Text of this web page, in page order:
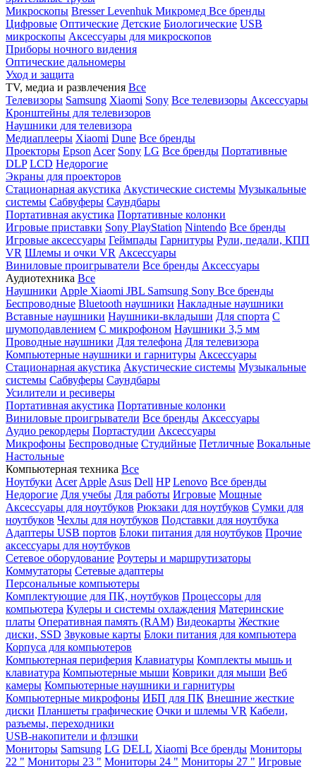
Микроскопы BresserLevenhuk Микромед Все бренды
Цифровые Оптические Детские Биологические USB
микроскопы Аксессуары для микроскопов
Приборы ночного видения
Оптические дальномеры
Уход и защита
TV, медиа и развлечения Все
Телевизоры Samsung Xiaomi Sony Все телевизоры Аксессуары
Кронштейны для телевизоров
Наушники для телевизора
Медиаплееры Xiaomi Dune Все бренды
Проекторы Epson Acer Sony LG Все бренды Портативные
DLP LCD Недорогие
Экраны для проекторов
Стационарная акустика Акустические системы Музыкальные
системы Сабвуферы Саундбары
Портативная акустика Портативные колонки
Игровые приставки Sony PlayStation Nintendo Все бренды
Игровые аксессуары Геймпады Гарнитуры Рули, педали, КПП
VR Шлемы и очки VR Аксессуары
Виниловые проигрыватели Все бренды Аксессуары
Аудиотехника Все
Наушники Apple Xiaomi JBL Samsung Sony Все бренды
Беспроводные Bluetooth наушники Накладные наушники
Вставные наушники Наушники-вкладыши Для спорта С
шумоподавлением С микрофоном Наушники 3,5 мм
Проводные наушники Для телефона Для телевизора
Компьютерные наушники и гарнитуры Аксессуары
Стационарная акустика Акустические системы Музыкальные
системы Сабвуферы Саундбары
Усилители и ресиверы
Портативная акустика Портативные колонки
Виниловые проигрыватели Все бренды Аксессуары
Аудио рекордеры Портастудии Аксессуары
Микрофоны Беспроводные Студийные Петличные Вокальные
Настольные
Компьютерная техника Все
Ноутбуки Acer Apple Asus Dell HP Lenovo Все бренды
Недорогие Для учебы Для работы Игровые Мощные
Аксессуары для ноутбуков Рюкзаки для ноутбуков Сумки для
ноутбуков Чехлы для ноутбуков Подставки для ноутбука
Адаптеры USB портов Блоки питания для ноутбуков Прочие
аксессуары для ноутбуков
Сетевое оборудование Роутеры и маршрутизаторы
Коммутаторы Сетевые адаптеры
Персональные компьютеры
Комплектующие для ПК, ноутбуков Процессоры для
компьютера Кулеры и системы охлаждения Материнские
платы Оперативная память (RAM) Видеокарты Жесткие
диски, SSD Звуковые карты Блоки питания для компьютера
Корпуса для компьютеров
Компьютерная периферия Клавиатуры Комплекты мышь и
клавиатура Компьютерные мыши Коврики для мыши Веб
камеры Компьютерные наушники и гарнитуры
Компьютерные микрофоны ИБП для ПК Внешние жесткие
диски Планшеты графические Очки и шлемы VR Кабели,
разъемы, переходники
USB-накопители и флэшки
Мониторы Samsung LG DELL Xiaomi Все бренды Мониторы
22 " Мониторы 23 " Мониторы 24 " Мониторы 27 " Игровые